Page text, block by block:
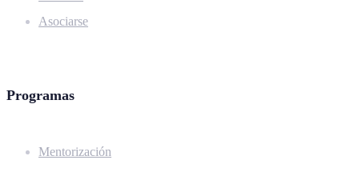
Asociarse
Programas
Mentorización